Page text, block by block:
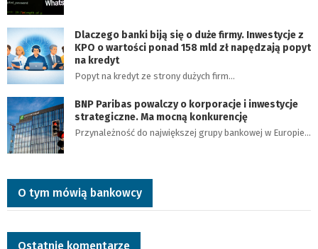
Dlaczego banki biją się o duże firmy. Inwestycje z
KPO o wartości ponad 158 mld zł napędzają popyt
na kredyt
Popyt na kredyt ze strony dużych firm…
BNP Paribas powalczy o korporacje i inwestycje
strategiczne. Ma mocną konkurencję
Przynależność do największej grupy bankowej w Europie…
O tym mówią bankowcy
Ostatnie komentarze